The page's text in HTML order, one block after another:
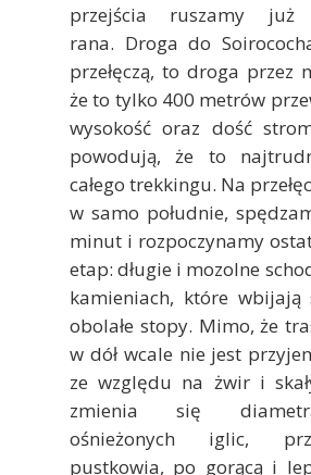
przejścia ruszamy już
rana. Droga do
przełęczą, to droga przez
że to tylko 400 metrów
wysokość oraz dość
powodują, że to
całego trekkingu. Na
w samo południe,
minut i rozpoczynamy
etap: długie i mozolne
kamieniach, które wbijają
obolałe stopy. Mimo, że
w dół wcale nie jest
ze względu na żwir i
zmienia się
ośnieżonych iglic,
pustkowia, po gorącą i